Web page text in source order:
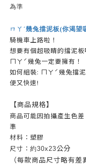
為準
ㄇㄚˊ幾兔擋泥板(你渴
騎機車上路啦！
想要有個超吸睛的擋泥板
ㄇㄚˊ幾兔一定要擁有！
如何組裝: ㄇㄚˊ幾兔擋
便又快速!
【商品規格】
商品可能因拍攝產生色
準
材料：塑膠
尺寸： 約30x23公分
（每款商品尺寸略有差